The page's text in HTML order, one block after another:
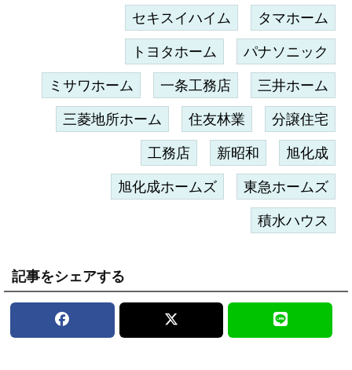
セキスイハイム タマホーム
トヨタホーム パナソニック
ミサワホーム 一条工務店 三井ホーム
三菱地所ホーム 住友林業 分譲住宅
工務店 新昭和 旭化成
旭化成ホームズ 東急ホームズ
積水ハウス
記事をシェアする